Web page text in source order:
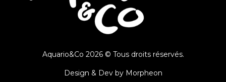
Aquario&Co 2026 © Tous droits réservés.
Design & Dev by Morpheon